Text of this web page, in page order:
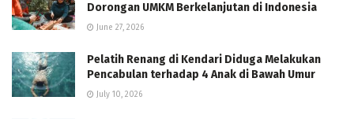
Dorongan UMKM Berkelanjutan di Indonesia
June 27, 2026
Pelatih Renang di Kendari Diduga Melakukan
Pencabulan terhadap 4 Anak di Bawah Umur
July 10, 2026